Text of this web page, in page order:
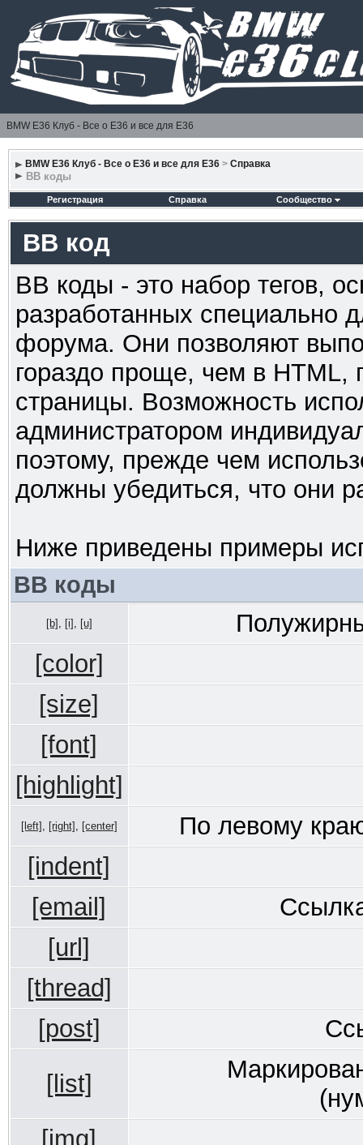
BMW E36 Клуб - Все о Е36 и все для Е36
BMW E36 Клуб - Все о Е36 и все для Е36 > Справка
BB коды
Регистрация Справка Сообщество
BB код
BB коды - это набор тегов,
разработанных специально
форума. Они позволяют
гораздо проще, чем в HTML,
страницы. Возможность
администратором
поэтому, прежде чем
должны убедиться, что они
Ниже приведены примеры
BB коды
[b] , [i] , [u]
[color]
[size]
[font]
[highlight]
[left] , [right] , [center]
По левому
[indent]
[email]
[url]
[thread]
[post]
[list]
[img]